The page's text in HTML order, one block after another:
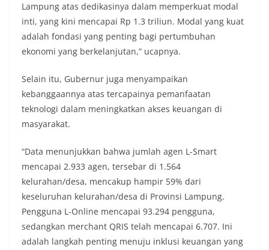
Lampung atas dedikasinya dalam memperkuat modal
inti, yang kini mencapai Rp 1.3 triliun. Modal yang kuat
adalah fondasi yang penting bagi pertumbuhan
ekonomi yang berkelanjutan,” ucapnya.
Selain itu, Gubernur juga menyampaikan
kebanggaannya atas tercapainya pemanfaatan
teknologi dalam meningkatkan akses keuangan di
masyarakat.
“Data menunjukkan bahwa jumlah agen L-Smart
mencapai 2.933 agen, tersebar di 1.564
kelurahan/desa, mencakup hampir 59% dari
keseluruhan kelurahan/desa di Provinsi Lampung.
Pengguna L-Online mencapai 93.294 pengguna,
sedangkan merchant QRIS telah mencapai 6.707. Ini
adalah langkah penting menuju inklusi keuangan yang